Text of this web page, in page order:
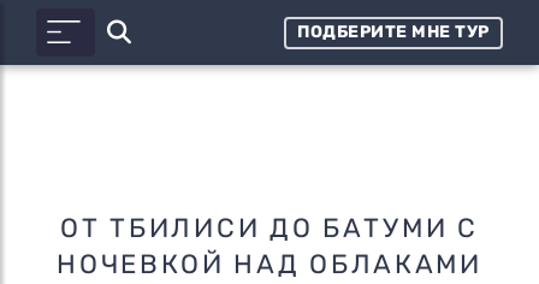
ПОДБЕРИТЕ МНЕ ТУР
ОТ ТБИЛИСИ ДО БАТУМИ С
НОЧЕВКОЙ НАД ОБЛАКАМИ